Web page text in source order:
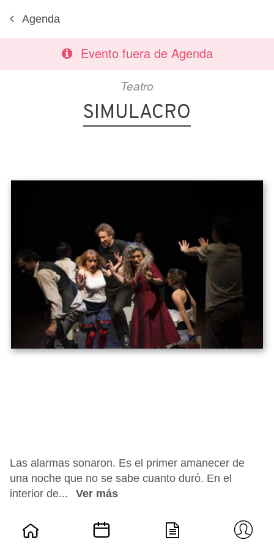
Agenda
Evento fuera de Agenda
Teatro
SIMULACRO
Las alarmas sonaron. Es el primer amanecer de
una noche que no se sabe cuanto duró. En el
interior de...
Ver más